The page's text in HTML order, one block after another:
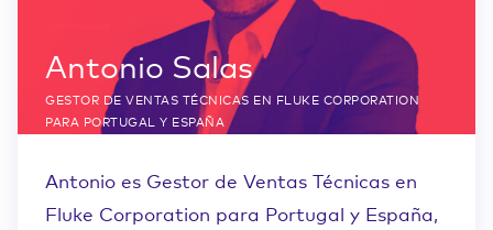
Antonio Salas
GESTOR DE VENTAS TÉCNICAS EN FLUKE CORPORATION
PARA PORTUGAL Y ESPAÑA
Antonio es Gestor de Ventas Técnicas en
Fluke Corporation para Portugal y España,